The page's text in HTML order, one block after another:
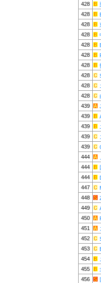
428
428
428
428
428
428
428
428
428
428
439
439
439
439
439
444
444
444
447
448
449
450
451
452
453
454
455
456